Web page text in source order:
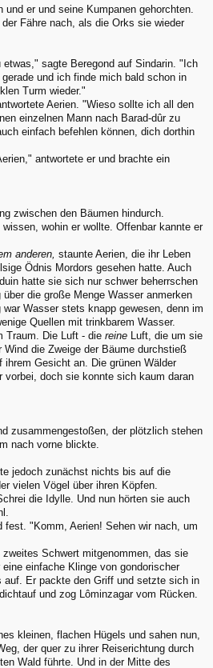
er und seine Kumpanen gehorchten.
Fähre nach, als die Orks sie wieder
sagte Beregond auf Sindarin. "Ich
und ich finde mich bald schon in
Turm wieder."
Aerien. "Wieso sollte ich all den
einzelnen Mann nach Barad-dûr zu
einfach befehlen können, dich dorthin
antwortete er und brachte ein
zwischen den Bäumen hindurch.
wohin er wollte. Offenbar kannte er
anderen, staunte Aerien, die ihr Leben
Ödnis Mordors gesehen hatte. Auch
hatte sie sich nur schwer beherrschen
die große Menge Wasser anmerken
Wasser stets knapp gewesen, denn im
Quellen mit trinkbarem Wasser.
Traum. Die Luft - die reine Luft, die um sie
die Zweige der Bäume durchstieß
Gesicht an. Die grünen Wälder
vorbei, doch sie konnte sich kaum daran
zusammengestoßen, der plötzlich stehen
nach vorne blickte.
jedoch zunächst nichts bis auf die
vielen Vögel über ihren Köpfen.
die Idylle. Und nun hörten sie auch
"Komm, Aerien! Sehen wir nach, um
Schwert mitgenommen, das sie
einfache Klinge von gondorischer
auf. Er packte den Griff und setzte sich in
und zog Lôminzagar vom Rücken.
kleinen, flachen Hügels und sahen nun,
der quer zu ihrer Reiserichtung durch
Wald führte. Und in der Mitte des